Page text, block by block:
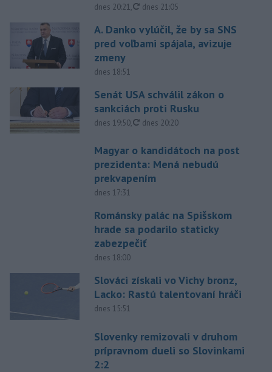
dnes 20:21, aktualizované
dnes 21:05
A. Danko vylúčil, že by sa SNS
pred voľbami spájala, avizuje
zmeny
dnes 18:51
Senát USA schválil zákon o
sankciách proti Rusku
dnes 19:50, aktualizované
dnes 20:20
Magyar o kandidátoch na post
prezidenta: Mená nebudú
prekvapením
dnes 17:31
Románsky palác na Spišskom
hrade sa podarilo staticky
zabezpečiť
dnes 18:00
Slováci získali vo Vichy bronz,
Lacko: Rastú talentovaní hráči
dnes 15:51
Slovenky remizovali v druhom
prípravnom dueli so Slovinkami
2:2